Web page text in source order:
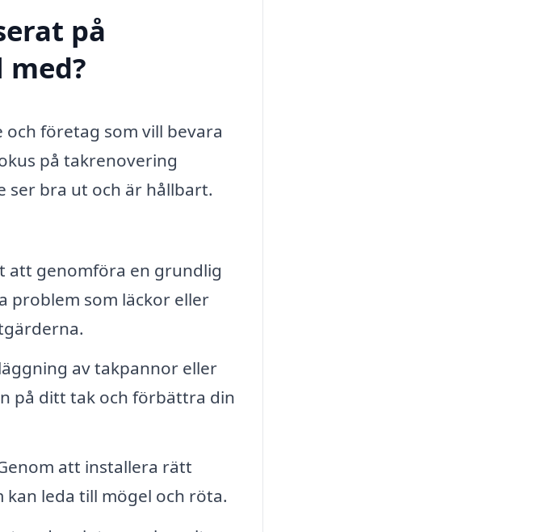
på
företag som vill bevara
på takrenovering
ser bra ut och är hållbart.
att genomföra en grundlig
problem som läckor eller
av takpannor eller
på ditt tak och förbättra din
att installera rätt
leda till mögel och röta.